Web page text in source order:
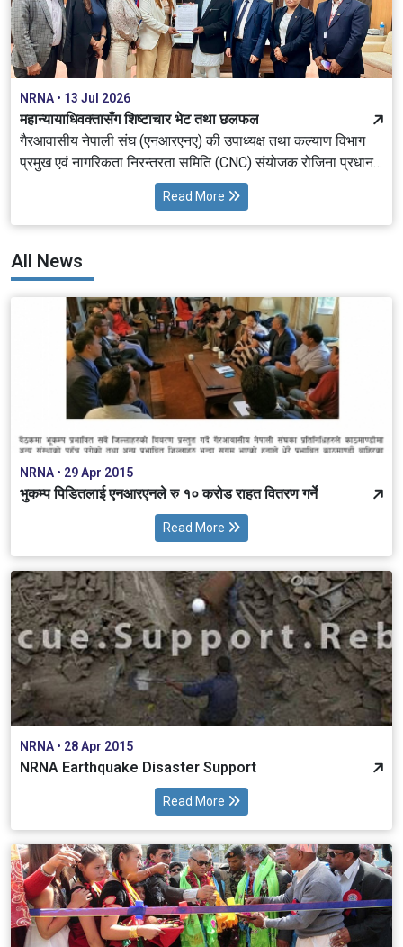
NRNA • 13 Jul 2026
महान्यायाधिवक्तासँग शिष्टाचार भेट तथा छलफल
गैरआवासीय नेपाली संघ (एनआरएनए) की उपाध्यक्ष तथा कल्याण विभाग
प्रमुख एवं नागरिकता निरन्तरता समिति (CNC) संयोजक रोजिना प्रधान
राईको नेतृत्वमा गैरआवासीय नेपाली संघ (एनआरएनए) को
प्रतिनिधिमण्डलले रामशाहपथस्थित महान्यायाधिवक्ताको कार्यालयमा
माननीय महान्यायाधिवक्ता नारायणदत्त कँडेलसँग शिष्टाचार भेट तथा
Read More
All News
NRNA • 29 Apr 2015
भुकम्प पिडितलाई एनआरएनले रु १० करोड राहत वितरण गर्ने
Read More
NRNA • 28 Apr 2015
NRNA Earthquake Disaster Support
Read More